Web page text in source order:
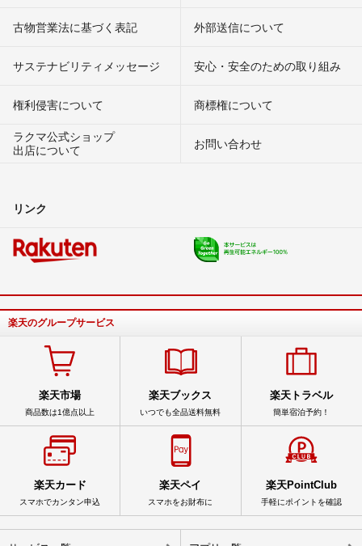
古物営業法に基づく表記 外部送信について
サステナビリティメッセージ 安心・安全のための取り組み
権利侵害について
商標権について
ラクマ公式ショップ
出店について
お問い合わせ
リンク
楽天のグループサービス
楽天市場
商品数は1億点以上
楽天ブックス
いつでも全品送料無料
楽天トラベル
簡単宿泊予約！
楽天カード
スマホでカンタン申込
楽天ペイ
スマホをお財布に
楽天PointClub
手軽にポイントを確認